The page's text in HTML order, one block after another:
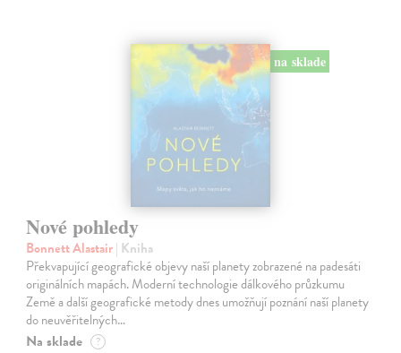
na sklade
Nové pohledy
Bonnett Alastair| Kniha
Překvapující geografické objevy naší planety zobrazené na padesáti
originálních mapách. Moderní technologie dálkového průzkumu
Země a další geografické metody dnes umožňují poznání naší planety
do neuvěřitelných…
Na sklade ?